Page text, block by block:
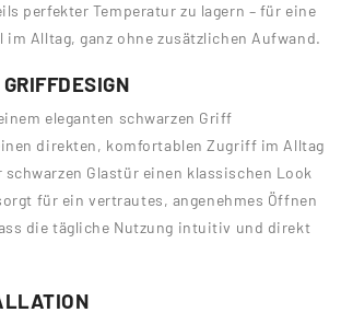
perfekter Temperatur zu lagern – für eine
Alltag, ganz ohne zusätzlichen Aufwand.
eleganten schwarzen Griff
direkten, komfortablen Zugriff im Alltag
Glastür einen klassischen Look
für ein vertrautes, angenehmes Öffnen
die tägliche Nutzung intuitiv und direkt